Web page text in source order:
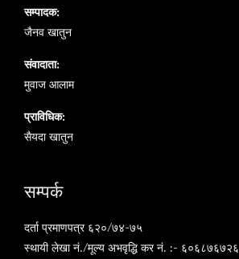
सम्पादक:
जैनव खातुन
संवादाता:
मुवाज आलाम
प्राविधिक:
सैयदा खातुन
सम्पर्क
दर्ता प्रमाणपत्र ६२०/७४-७५
स्थायी लेखा नं./मूल्य अभवृद्धि कर नं. :- ६०६८७६७२६